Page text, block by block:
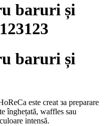
baruri și
baruri și
este creat за preparare
înghețată, waffles sau
intensă.